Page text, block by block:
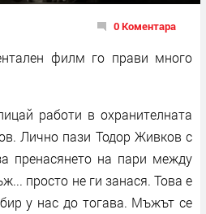
0 Коментара
филм го прави много
работи в охранителната
Лично пази Тодор Живков с
пренасянето на пари между
просто не ги занася. Това е
у нас до тогава. Мъжът се